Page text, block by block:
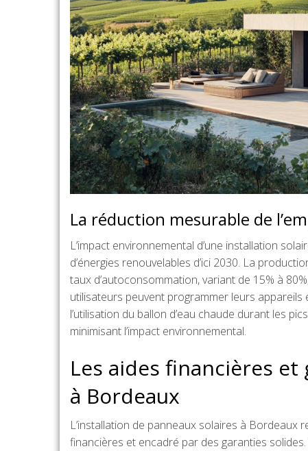
La réduction mesurable de
L’impact environnemental d’une installation
d’énergies renouvelables d’ici 2030. La
taux d’autoconsommation, variant de 15% à
utilisateurs peuvent programmer leurs
l’utilisation du ballon d’eau chaude durant les
minimisant l’impact environnemental.
Les aides financières
à Bordeaux
L’installation de panneaux solaires à Bordeaux
financières et encadré par des garanties